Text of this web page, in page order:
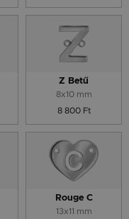
Z Betű
8x10 mm
8 800 Ft
Rouge C
13x11 mm